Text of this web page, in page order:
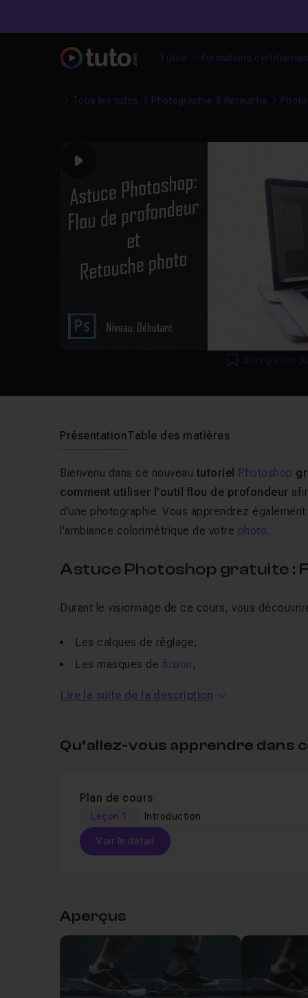
Tutos Formations certifiantes
Tous les tutos Photographie & Retouche
Play
Enregistrer
PrésentationTable des matières
Bienvenu dans ce nouveau tutoriel Photoshop
comment utiliser l'outil flou de profondeur
d'une photographie. Vous apprendrez
l'ambiance colorimétrique de votre photo.
Astuce Photoshop gratuite :
Durant le visionnage de ce cours, vous
Les calques de réglage,
Les masques de fusion ,
Si jamais, au cours de ce tuto vous avez des
Si vous souhaitez aller plus loin dans la
à suivre la formation :maîtriser les effets de
Lire la suite de la description
Qu’allez-vous apprendre dans
Plan de cours
Leçon 1 Introduction
Voir le détail
Leçon 2 Exercice 11m56
Aperçus